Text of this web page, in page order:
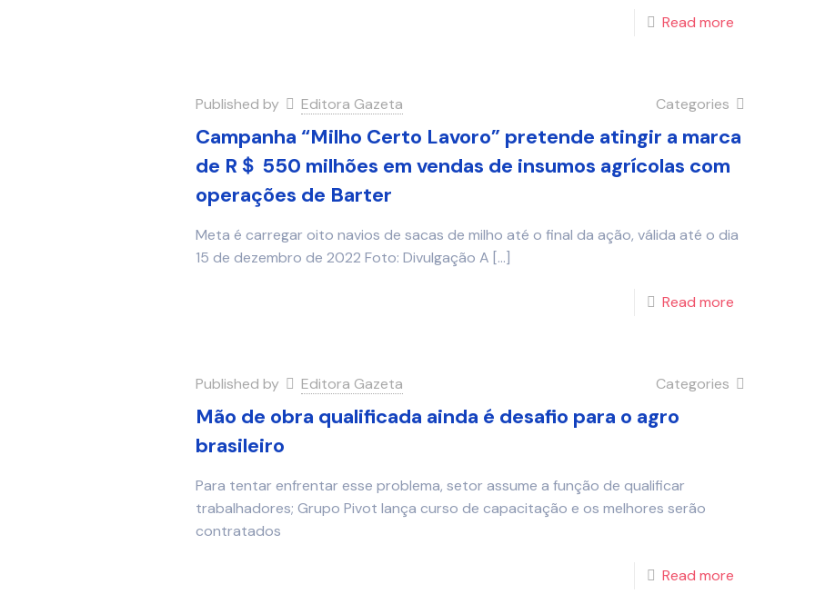
Read more
Published by Editora Gazeta Categories
Campanha “Milho Certo Lavoro” pretende atingir a marca
de R＄ 550 milhões em vendas de insumos agrícolas com
operações de Barter
Meta é carregar oito navios de sacas de milho até o final da ação, válida até o dia
15 de dezembro de 2022 Foto: Divulgação A […]
Read more
Published by Editora Gazeta Categories
Mão de obra qualificada ainda é desafio para o agro
brasileiro
Para tentar enfrentar esse problema, setor assume a função de qualificar
trabalhadores; Grupo Pivot lança curso de capacitação e os melhores serão
contratados
Read more